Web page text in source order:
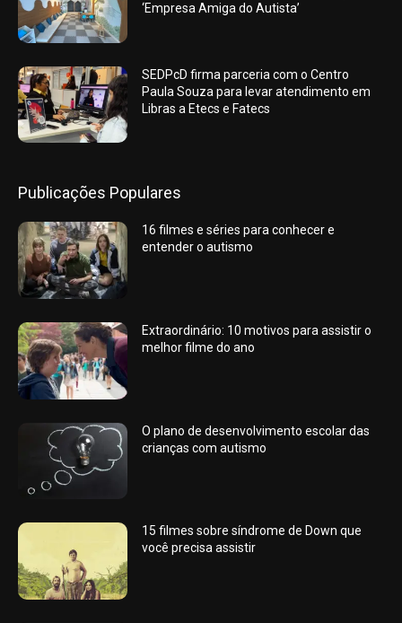
‘Empresa Amiga do Autista’
SEDPcD firma parceria com o Centro
Paula Souza para levar atendimento em
Libras a Etecs e Fatecs
Publicações Populares
16 filmes e séries para conhecer e
entender o autismo
Extraordinário: 10 motivos para assistir o
melhor filme do ano
O plano de desenvolvimento escolar das
crianças com autismo
15 filmes sobre síndrome de Down que
você precisa assistir